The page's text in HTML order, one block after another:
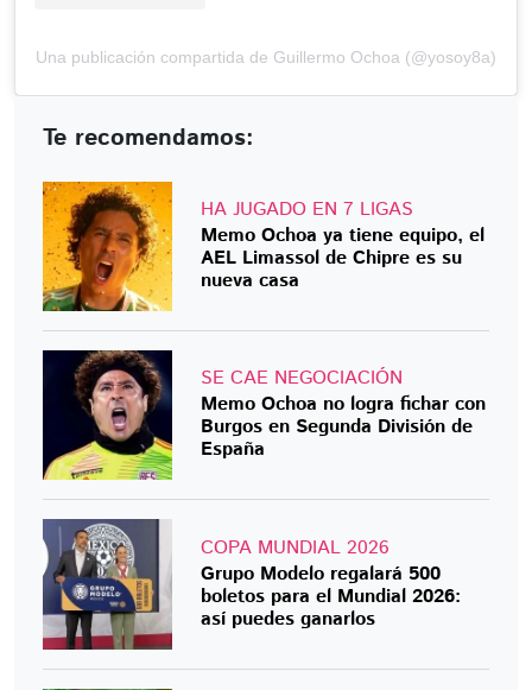
Una publicación compartida de Guillermo Ochoa (@yosoy8a)
Te recomendamos:
HA JUGADO EN 7 LIGAS
Memo Ochoa ya tiene equipo, el
AEL Limassol de Chipre es su
nueva casa
SE CAE NEGOCIACIÓN
Memo Ochoa no logra fichar con
Burgos en Segunda División de
España
COPA MUNDIAL 2026
Grupo Modelo regalará 500
boletos para el Mundial 2026:
así puedes ganarlos